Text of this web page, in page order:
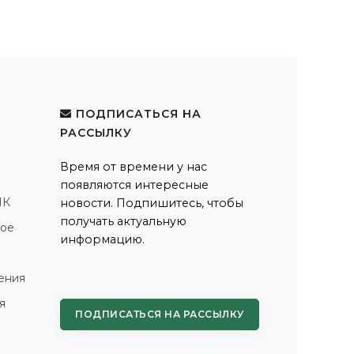
ПОДПИСАТЬСЯ НА
РАССЫЛКУ
Время от времени у нас
появляются интересные
новости. Подпишитесь, чтобы
получать актуальную
информацию.
ПОДПИСАТЬСЯ НА РАССЫЛКУ